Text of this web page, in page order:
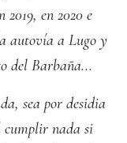
en 2020 e
autovía a Lugo y
del Barbaña...
sea por desidia
cumplir nada si